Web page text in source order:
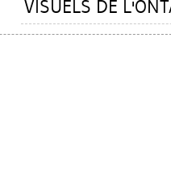
VISUELS DE